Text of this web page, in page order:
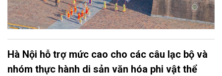
Hà Nội hỗ trợ mức cao cho các câu lạc bộ và
nhóm thực hành di sản văn hóa phi vật thể